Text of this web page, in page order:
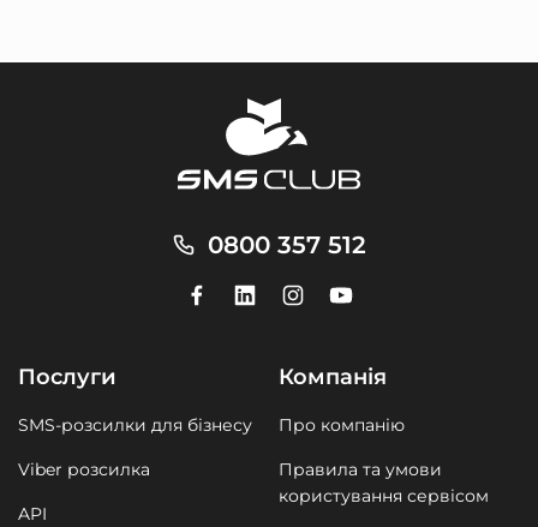
0800 357 512
Послуги
SMS-розсилки для бізнесу
Viber розсилка
API
Компанія
Про компанію
Правила та умови
користування сервісом